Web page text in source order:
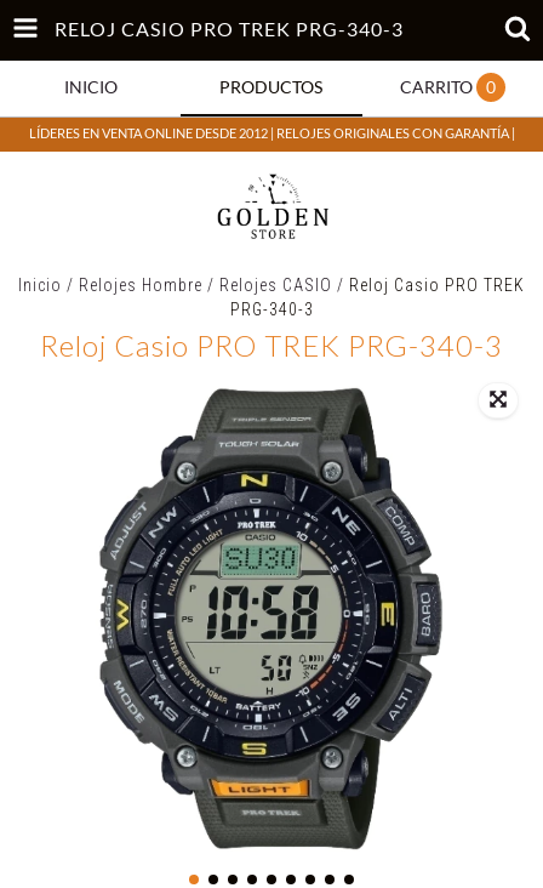
RELOJ CASIO PRO TREK PRG-340-3
INICIO PRODUCTOS CARRITO 0
LÍDERES EN VENTA ONLINE DESDE 2012 | RELOJES ORIGINALES CON GARANTÍA |
Inicio / Relojes Hombre / Relojes CASIO / Reloj Casio PRO TREK
PRG-340-3
Reloj Casio PRO TREK PRG-340-3